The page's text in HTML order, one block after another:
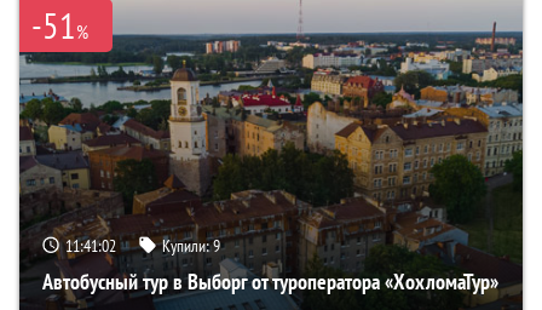
-51%
11:41:00 Купили:9
Автобусный тур в Выборг от туроператора «ХохломаТур»